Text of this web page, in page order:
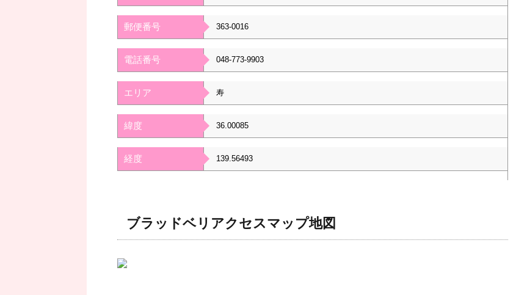
郵便番号 363-0016
電話番号 048-773-9903
エリア 寿
緯度 36.00085
経度 139.56493
ブラッドベリアクセスマップ地図